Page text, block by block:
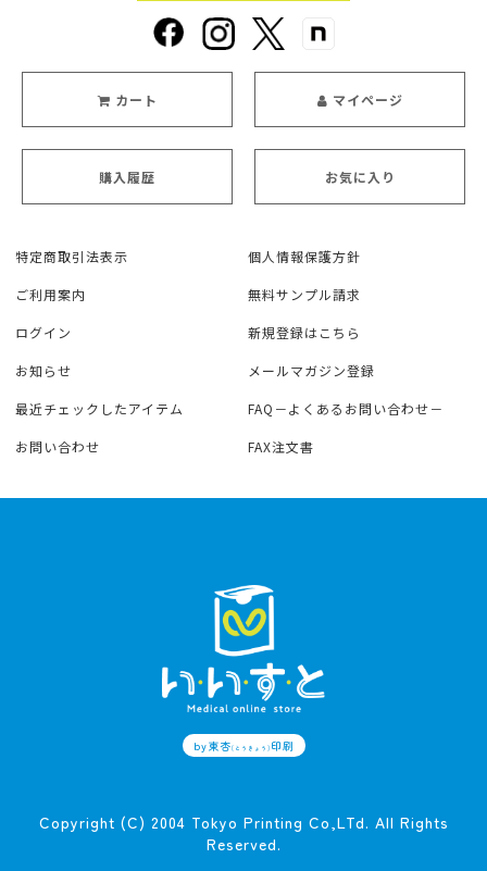
カート マイページ
購入履歴 お気に入り
特定商取引法表示 個人情報保護方針
ご利用案内 無料サンプル請求
ログイン 新規登録はこちら
お知らせ メールマガジン登録
最近チェックしたアイテム FAQ－よくあるお問い合わせ－
お問い合わせ FAX注文書
by東杏(とうきょう) 印刷
Copyright (C) 2004 Tokyo Printing Co,LTd. All Rights
Reserved.